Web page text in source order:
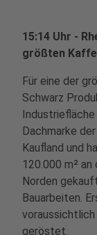
15:14 Uhr -
größten
Für eine der
Schwarz
Dachmarke
Kaufland und
120.000 m²
Norden
Bauarbeiten.
voraussichtlich
geröstet.